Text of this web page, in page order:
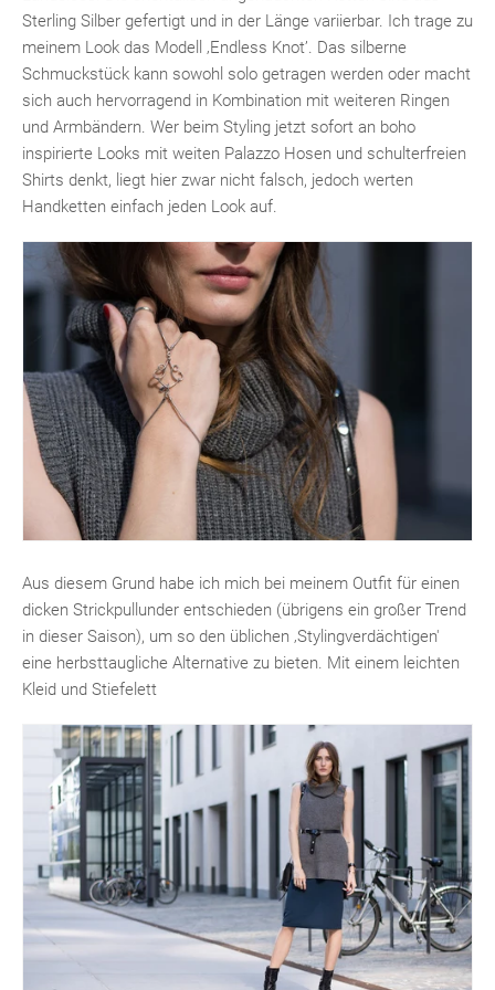
Sterling Silber gefertigt und in der Länge variierbar. Ich trage zu
meinem Look das Modell ‚Endless Knot’. Das silberne
Schmuckstück kann sowohl solo getragen werden oder macht
sich auch hervorragend in Kombination mit weiteren Ringen
und Armbändern. Wer beim Styling jetzt sofort an boho
inspirierte Looks mit weiten Palazzo Hosen und schulterfreien
Shirts denkt, liegt hier zwar nicht falsch, jedoch werten
Handketten einfach jeden Look auf.
Aus diesem Grund habe ich mich bei meinem Outfit für einen
dicken Strickpullunder entschieden (übrigens ein großer Trend
in dieser Saison), um so den üblichen ‚Stylingverdächtigen'
eine herbsttaugliche Alternative zu bieten. Mit einem leichten
Kleid und Stiefelett